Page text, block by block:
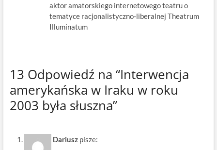
aktor amatorskiego internetowego teatru o
tematyce racjonalistyczno-liberalnej Theatrum
Illuminatum
13 Odpowiedź na “Interwencja
amerykańska w Iraku w roku
2003 była słuszna”
Dariusz pisze: